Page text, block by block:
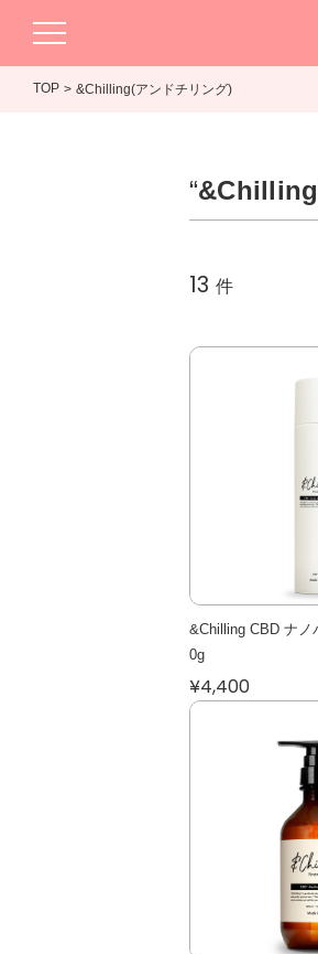
TOP &Chilling(アンドチリング)
“
13 件
&Chilling CBD ナノ
0g
¥4,400